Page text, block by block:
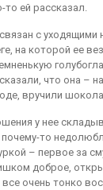
то ей рассказал.
с уходящими
на которой ее
что она –
вручили
у нее
то
– первое за
доброе,
очень тонко